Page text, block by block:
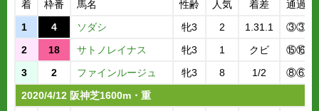
着
枠番 馬名 性齢 人気 着差
通過順
1
4 ソダシ 牝3 2 1.31.1
③③
2
18 サトノレイナス 牝3 1 クビ
⑮⑯
3
2 ファインルージュ 牝3 8 1/2
⑧⑥
2020/4/12 阪神芝1600m・重